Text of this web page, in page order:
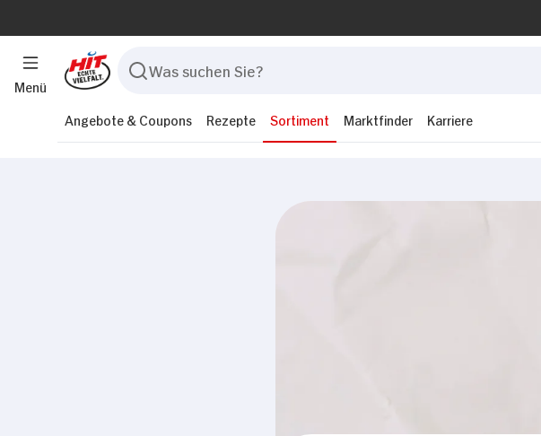
Menü
Angebote & Coupons Rezepte Sortiment Marktfinder Karriere